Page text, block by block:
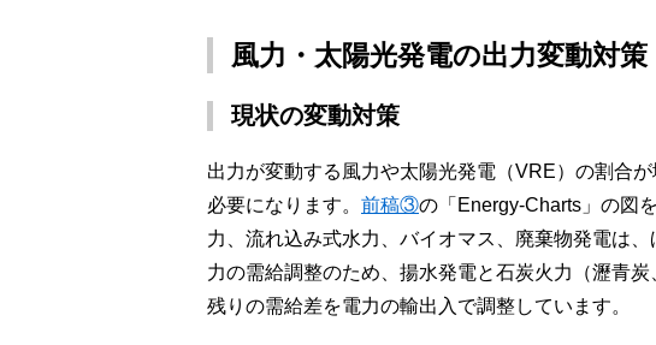
風力・太陽光発電の出力変動対策
現状の変動対策
出力が変動する風力や太陽光発電（VRE）の割合
必要になります。 前稿③の「Energy-Charts」の図
力、流れ込み式水力、バイオマス、廃棄物発電は
力の需給調整のため、揚水発電と石炭火力（瀝青
残りの需給差を電力の輸出入で調整しています。